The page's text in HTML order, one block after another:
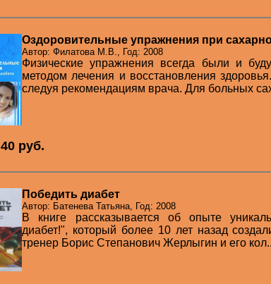
Оздоровительные упражнения при
Автор: Филатова М.В., Год: 2008
Физические упражнения всегда были и
методом лечения и восстановления
следуя рекомендациям врача. Для больных
40 pуб.
Победить диабет
Автор: Батенева Татьяна, Год: 2008
В книге рассказывается об опыте
диабет!", который более 10 лет назад
тренер Борис Степанович Жерлыгин и его